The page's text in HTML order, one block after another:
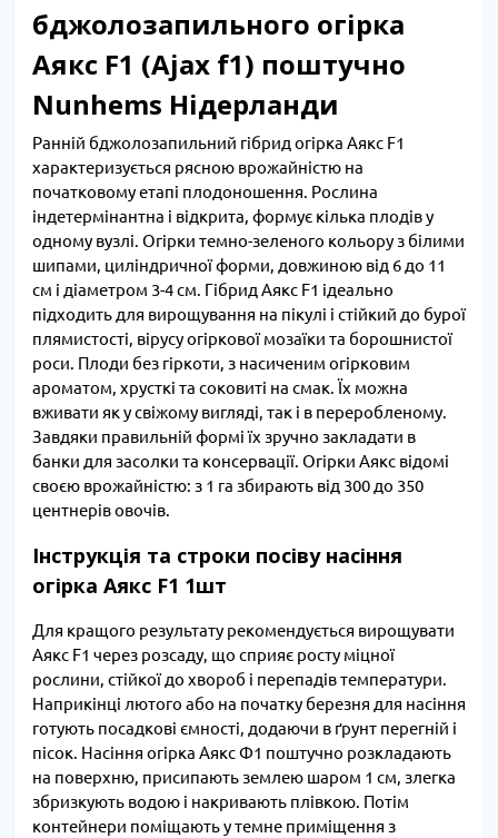
бджолозапильного огірка
Аякс F1 (Ajax f1) поштучно
Nunhems Нідерланди
Ранній бджолозапильний гібрид огірка Аякс F1
характеризується рясною врожайністю на
початковому етапі плодоношення. Рослина
індетермінантна і відкрита, формує кілька плодів у
одному вузлі. Огірки темно-зеленого кольору з білими
шипами, циліндричної форми, довжиною від 6 до 11
см і діаметром 3-4 см. Гібрид Аякс F1 ідеально
підходить для вирощування на пікулі і стійкий до бурої
плямистості, вірусу огіркової мозаїки та борошнистої
роси. Плоди без гіркоти, з насиченим огірковим
ароматом, хрусткі та соковиті на смак. Їх можна
вживати як у свіжому вигляді, так і в переробленому.
Завдяки правильній формі їх зручно закладати в
банки для засолки та консервації. Огірки Аякс відомі
своєю врожайністю: з 1 га збирають від 300 до 350
центнерів овочів.
Інструкція та строки посіву насіння
огірка Аякс F1 1шт
Для кращого результату рекомендується вирощувати
Аякс F1 через розсаду, що сприяє росту міцної
рослини, стійкої до хвороб і перепадів температури.
Наприкінці лютого або на початку березня для насіння
готують посадкові ємності, додаючи в ґрунт перегній і
пісок. Насіння огірка Аякс Ф1 поштучно розкладають
на поверхню, присипають землею шаром 1 см, злегка
збризкують водою і накривають плівкою. Потім
контейнери поміщають у темне приміщення з